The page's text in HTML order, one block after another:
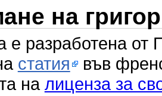
на
е разработена
статия във
на лиценза за